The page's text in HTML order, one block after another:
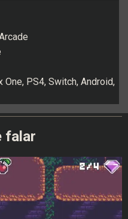
One, PS4, Switch, Android,
falar